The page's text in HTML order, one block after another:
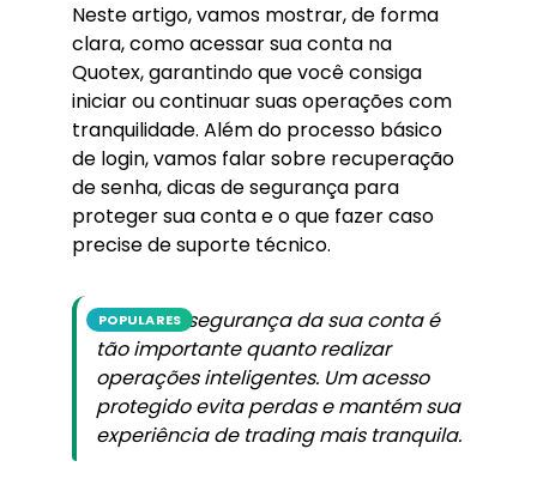
Neste artigo, vamos mostrar, de forma
clara, como acessar sua conta na
Quotex, garantindo que você consiga
iniciar ou continuar suas operações com
tranquilidade. Além do processo básico
de login, vamos falar sobre recuperação
de senha, dicas de segurança para
proteger sua conta e o que fazer caso
precise de suporte técnico.
POPULARES
Manter a segurança da sua conta é
tão importante quanto realizar
operações inteligentes. Um acesso
protegido evita perdas e mantém sua
experiência de trading mais tranquila.